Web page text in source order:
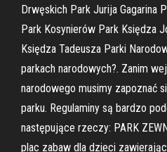
Drwęskich Park Jurija Gagarina
Park Kosynierów Park Księdza
Księdza Tadeusza Parki
parkach narodowych?. Zanim
narodowego musimy zapoznać
parku. Regulaminy są bardzo
następujące rzeczy: PARK
plac zabaw dla dzieci